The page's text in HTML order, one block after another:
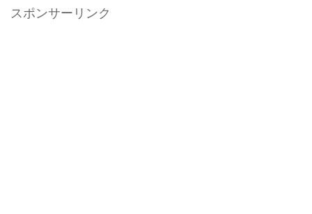
スポンサーリンク